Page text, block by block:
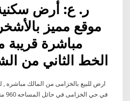
موقع مميز
مباشرة قريبة
الخط الثاني من
ارض للبيع بالخزامى من المالك مباشره